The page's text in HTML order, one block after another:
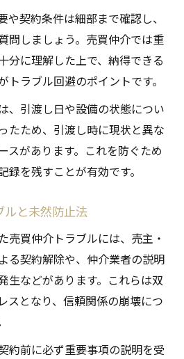
担当者が嫌がる行動を知る
しやすいNG行為の傾向
を損ねる行動とその回避法
引するための注意点
者と良好な関係を築くコツ
絡トラブルを防ぐポイント
される対応とコミュニケー
との信頼構築の具体的手法
を円滑に進めるための注意
や契約条件は細部まで確認し、
問しましょう。売買仲介では重
分に理解した上で、納得できる
トラブル回避のポイントです。
、引渡し日や設備の状態につい
たため、引渡し時に現状と異な
スがあります。これを防ぐため
録を残すことが有効です。
ルと未然防止法
売買仲介トラブルには、売主・
る契約解除や、仲介業者の説明
生などがあります。これらは双
スとなり、信頼関係の崩壊につ
約前に必ず重要事項の説明を受